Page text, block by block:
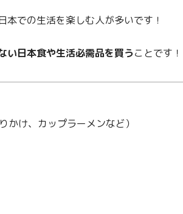
での生活を楽しむ人が多いです！
い日本食や生活必需品を買うことです！
け、カップラーメンなど）